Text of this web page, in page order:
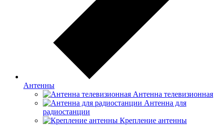
Антенны
Антенна телевизионная
Антенна для
радиостанции
Крепление антенны